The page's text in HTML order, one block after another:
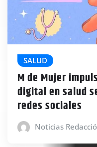
SALUD
M de Mujer
digital en salud
redes sociales
Noticias